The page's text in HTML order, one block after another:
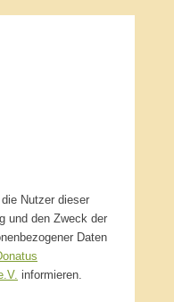
Nutzer dieser
und den Zweck der
Daten
informieren.